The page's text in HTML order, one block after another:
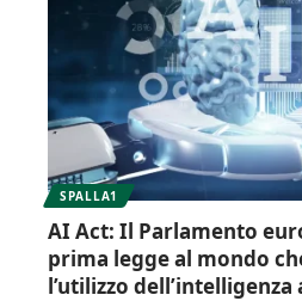
SPALLA1
AI Act: Il Parlamento
prima legge al mondo
l’utilizzo